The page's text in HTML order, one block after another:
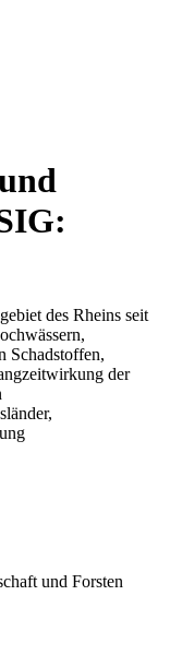
des Rheins seit
Schadstoffen,
der
und Forsten